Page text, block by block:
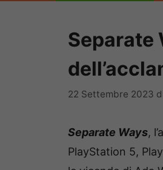
Separate
22 Settembre 2023
Separate Ways,
PlayStation 5,